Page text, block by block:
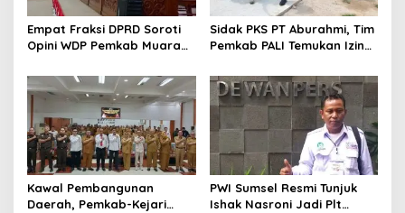
Empat Fraksi DPRD Soroti
Opini WDP Pemkab Muara
Kelola Keuangan
Sidak PKS PT Aburahmi, Tim
Pemkab PALI Temukan Izin
Kawal Pembangunan
Daerah, Pemkab-Kejari
PWI Sumsel Resmi Tunjuk
Ishak Nasroni Jadi Plt